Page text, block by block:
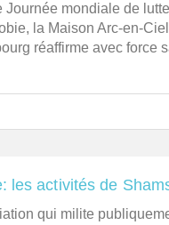
Journée mondiale de
la Maison Arc-en-
réaffirme avec force
les activités de
qui milite